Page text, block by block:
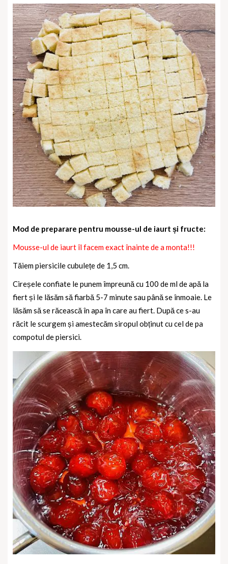
Mod de preparare pentru mousse-ul de iaurt și fructe:
Mousse-ul de iaurt îl facem exact înainte de a monta!!!
Tăiem piersicile cubulețe de 1,5 cm.
Cireșele confiate le punem împreună cu 100 de ml de apă la
fiert și le lăsăm să fiarbă 5-7 minute sau până se înmoaie. Le
lăsăm să se răcească în apa în care au fiert. După ce s-au
răcit le scurgem și amestecăm siropul obținut cu cel de pa
compotul de piersici.